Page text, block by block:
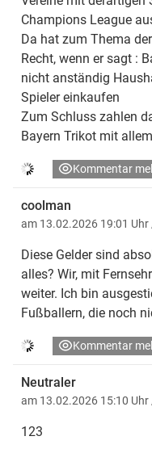
"Wir freuen uns, dass
auf Top-Niveau hat
Fähigkeiten und
des Teams. Er ist ein
Allrounder spielt seit
vorgestoßen, dort aber
Champions League
Da hat zum Thema
Recht, wenn er sagt :
nicht anständig
Spieler einkaufen
Zum Schluss zahlen
Bayern Trikot mit
Kommentar
coolman
am 13.02.2026 19:01 Uhr
Diese Gelder sind
alles? Wir, mit
weiter. Ich bin
Fußballern, die noch
Kommentar
Neutraler
am 13.02.2026 15:10 Uhr
123